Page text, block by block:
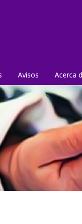
Avisos Acerca